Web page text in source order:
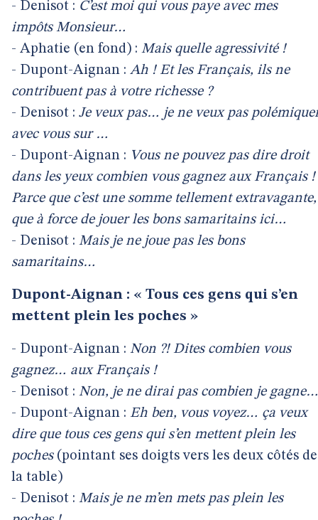
- Denisot : C’est moi qui vous paye avec mes
impôts Monsieur…
- Aphatie (en fond) : Mais quelle agressivité !
- Dupont-Aignan : Ah ! Et les Français, ils ne
contribuent pas à votre richesse ?
- Denisot : Je veux pas… je ne veux pas
avec vous sur …
- Dupont-Aignan : Vous ne pouvez pas dire droit
dans les yeux combien vous gagnez aux Français !
Parce que c’est une somme tellement extravagante,
que à force de jouer les bons samaritains ici…
- Denisot : Mais je ne joue pas les bons
samaritains…
Dupont-Aignan : « Tous ces gens qui s’en
mettent plein les poches »
- Dupont-Aignan : Non ?! Dites combien vous
gagnez… aux Français !
- Denisot : Non, je ne dirai pas combien je gagne…
- Dupont-Aignan : Eh ben, vous voyez… ça veux
dire que tous ces gens qui s’en mettent plein les
poches(pointant ses doigts vers les deux côtés de
la table)
- Denisot : Mais je ne m’en mets pas plein les